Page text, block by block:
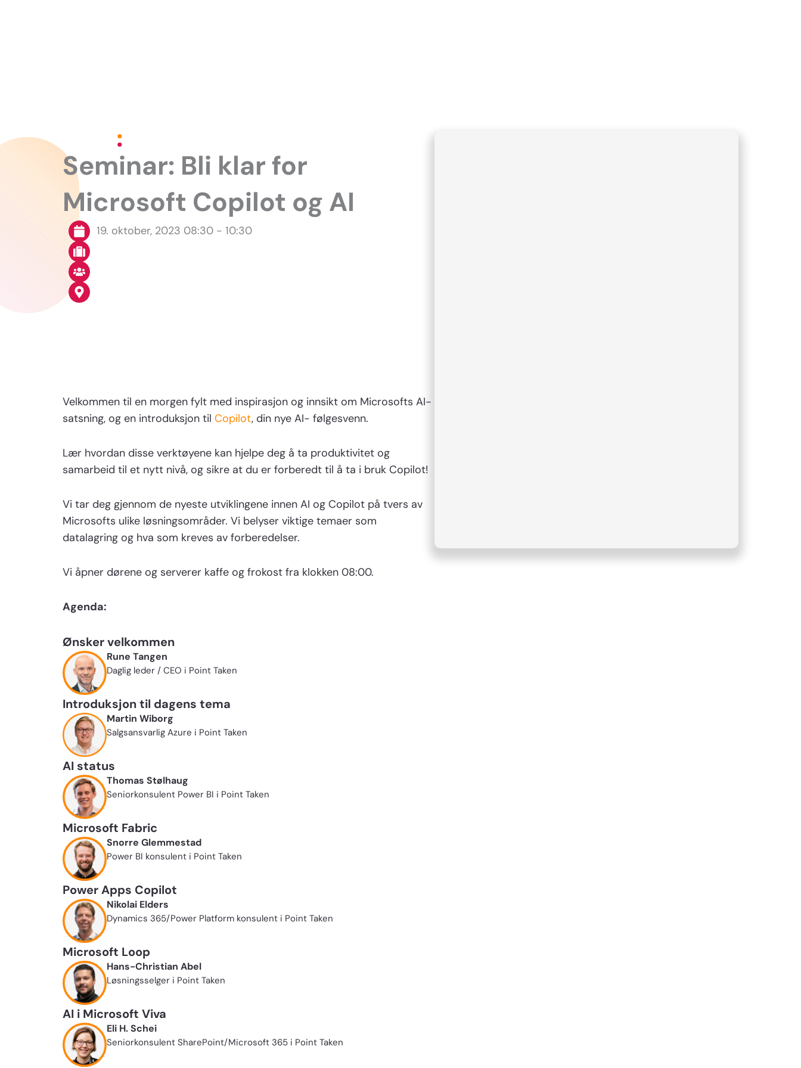
Seminar: Bli klar for
Microsoft Copilot og AI
19. oktober, 2023 08:30 - 10:30
Velkommen til en morgen fylt med inspirasjon og innsikt om Microsofts AI-
satsning, og en introduksjon til Copilot, din nye AI- følgesvenn.
Lær hvordan disse verktøyene kan hjelpe deg å ta produktivitet og
samarbeid til et nytt nivå, og sikre at du er forberedt til å ta i bruk Copilot!
Vi tar deg gjennom de nyeste utviklingene innen AI og Copilot på tvers av
Microsofts ulike løsningsområder. Vi belyser viktige temaer som
datalagring og hva som kreves av forberedelser.
Vi åpner dørene og serverer kaffe og frokost fra klokken 08:00.
Agenda:
Ønsker velkommen
Rune Tangen
Daglig leder / CEO i Point Taken
Introduksjon til dagens tema
Martin Wiborg
Salgsansvarlig Azure i Point Taken
AI status
Thomas Stølhaug
Seniorkonsulent Power BI i Point Taken
Microsoft Fabric
Snorre Glemmestad
Power BI konsulent i Point Taken
Power Apps Copilot
Nikolai Elders
Dynamics 365/Power Platform konsulent i Point Taken
Microsoft Loop
Hans-Christian Abel
Løsningsselger i Point Taken
AI i Microsoft Viva
Eli H. Schei
Seniorkonsulent SharePoint/Microsoft 365 i Point Taken